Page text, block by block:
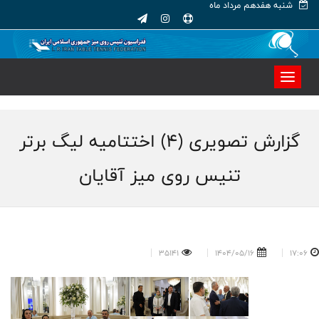
شنبه هفدهم مرداد ماه
گزارش تصویری (۴) اختتامیه لیگ برتر
تنیس روی میز آقایان
17:06
1404/05/16
35141